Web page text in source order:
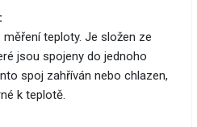
teploty. Je složen ze
jsou spojeny do jednoho
spoj zahříván nebo chlazen,
k teplotě.